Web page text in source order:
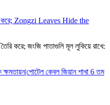
করে; Zongzi Leaves Hide the
করে; জংজি পাতাগুলি মূল লুকিয়ে রাখে: